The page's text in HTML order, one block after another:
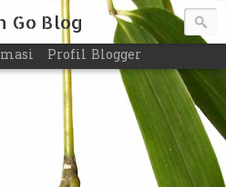
Go Blog
Profil Blogger